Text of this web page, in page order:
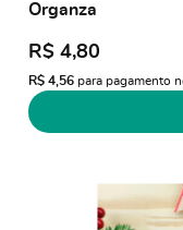
Organza
R$ 4,80
R$ 4,56 para pagamento